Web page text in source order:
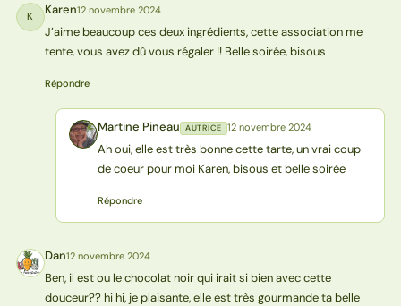
K Karen12 novembre 2024
J’aime beaucoup ces deux ingrédients, cette association me
tente, vous avez dû vous régaler !! Belle soirée, bisous
Répondre
MP Martine Pineau AUTRICE 12 novembre 2024
Ah oui, elle est très bonne cette tarte, un vrai coup
de coeur pour moi Karen, bisous et belle soirée
Répondre
D Dan12 novembre 2024
Ben, il est ou le chocolat noir qui irait si bien avec cette
douceur?? hi hi, je plaisante, elle est très gourmande ta belle